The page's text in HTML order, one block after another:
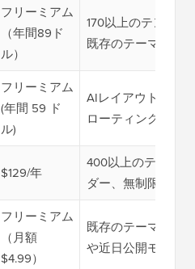
フリーミアム
（年間89ド
ル）
170以上のテンプ
既存のテーマと連携
フリーミアム
(年間 59 ド
ル)
AIレイアウトジェ
ローティング要素
$129/年
400以上のテンプ
ダー、無制限のラ
フリーミアム
（月額
$4.99）
既存のテーマと競
や近日公開モード